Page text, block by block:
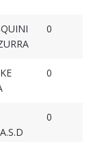
0
0
0